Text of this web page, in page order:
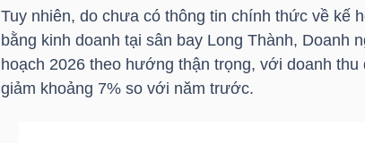
Tuy nhiên, do chưa có thông tin chính thức về kế
bằng kinh doanh tại sân bay Long Thành, Doanh
hoạch 2026 theo hướng thận trọng, với doanh
giảm khoảng 7% so với năm trước.